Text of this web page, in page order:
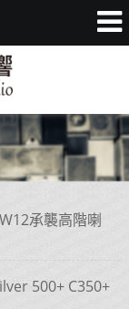
承襲高階喇
500+ C350+